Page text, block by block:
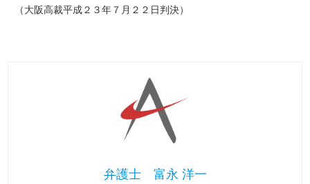
（大阪高裁平成２３年７月２２日判決）
弁護士 富永 洋一